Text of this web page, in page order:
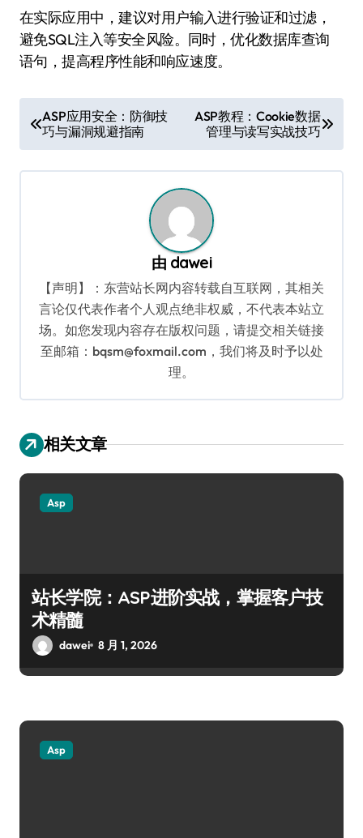
在实际应用中，建议对用户输入进行验证和过滤，
避免SQL注入等安全风险。同时，优化数据库查询
语句，提高程序性能和响应速度。
章
导
ASP应用安全：防御技
巧与漏洞规避指南
ASP教程：Cookie数据
管理与读写实战技巧
由 dawei
【声明】：东营站长网内容转载自互联网，其相关
言论仅代表作者个人观点绝非权威，不代表本站立
场。如您发现内容存在版权问题，请提交相关链接
至邮箱：bqsm@foxmail.com，我们将及时予以处
理。
相关文章
Asp
站长学院：ASP进阶实战，掌握客户技
术精髓
dawei 8 月 1, 2026
Asp